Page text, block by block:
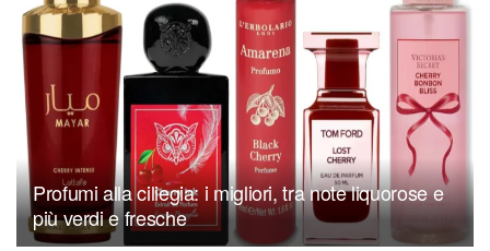
Profumi alla ciliegia: i migliori, tra note liquorose e
più verdi e fresche